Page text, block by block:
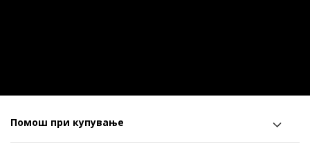
Помош при купување